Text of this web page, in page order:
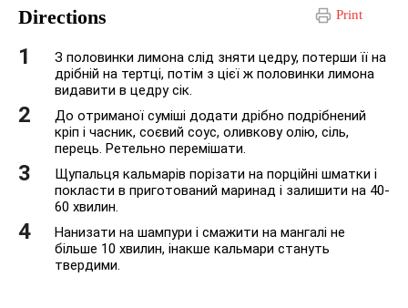
Print
Directions
З половинки лимона слід зняти цедру, потерши її на
дрібній на тертці, потім з цієї ж половинки лимона
видавити в цедру сік.
До отриманої суміші додати дрібно подрібнений
кріп і часник, соєвий соус, оливкову олію, сіль,
перець. Ретельно перемішати.
Щупальця кальмарів порізати на порційні шматки і
покласти в приготований маринад і залишити на 40-
60 хвилин.
Нанизати на шампури і смажити на мангалі не
більше 10 хвилин, інакше кальмари стануть
твердими.